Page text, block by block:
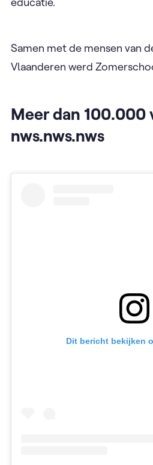
Samen met de mensen van
Vlaanderen werd
Meer dan 100.000
nws.nws.nws
Dit bericht bekijken